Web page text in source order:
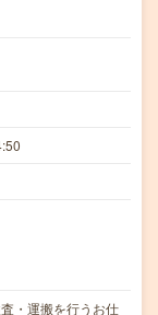
・運搬を行うお仕